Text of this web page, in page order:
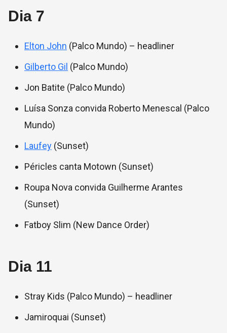
Dia 7
Elton John (Palco Mundo) – headliner
Gilberto Gil (Palco Mundo)
Jon Batite (Palco Mundo)
Luísa Sonza convida Roberto Menescal (Palco
Mundo)
Laufey (Sunset)
Péricles canta Motown (Sunset)
Roupa Nova convida Guilherme Arantes
(Sunset)
Fatboy Slim (New Dance Order)
Dia 11
Stray Kids (Palco Mundo) – headliner
Jamiroquai (Sunset)